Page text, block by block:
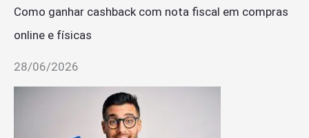
Como ganhar cashback com nota fiscal em compras
online e físicas
28/06/2026